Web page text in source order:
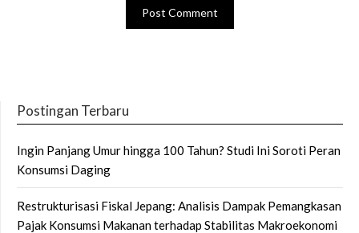
Postingan Terbaru
Ingin Panjang Umur hingga 100 Tahun? Studi Ini Soroti Peran
Konsumsi Daging
Restrukturisasi Fiskal Jepang: Analisis Dampak Pemangkasan
Pajak Konsumsi Makanan terhadap Stabilitas Makroekonomi